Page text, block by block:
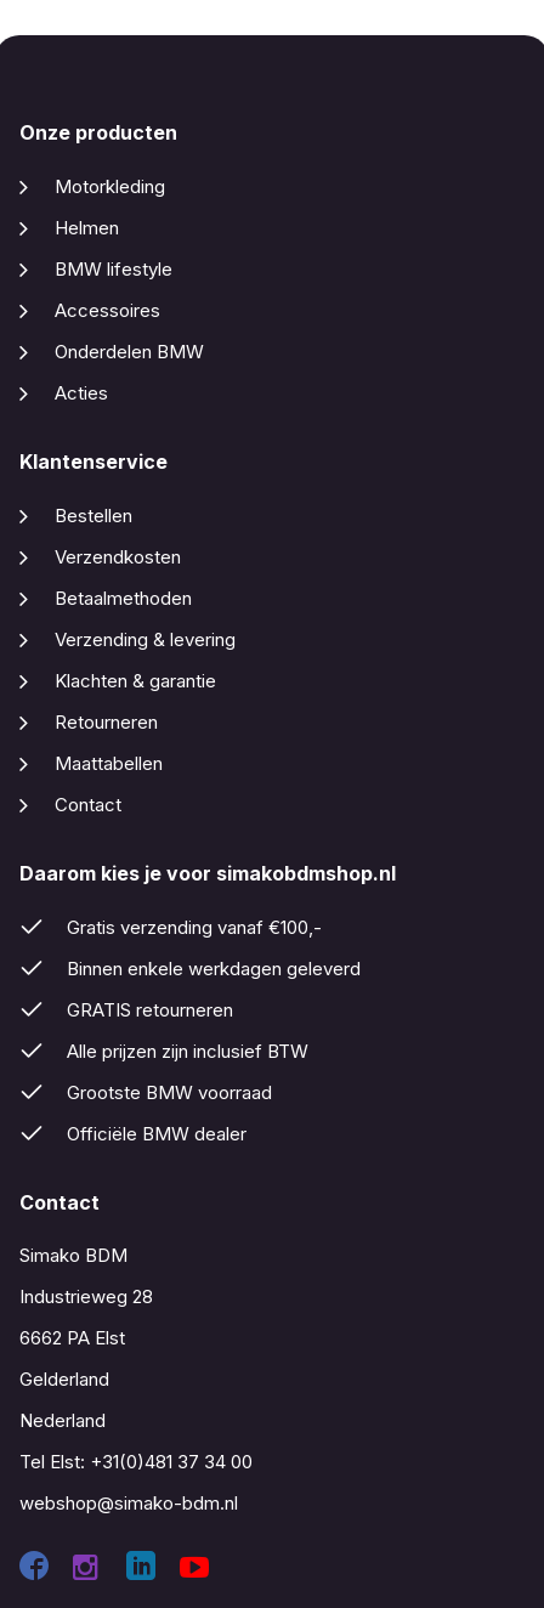
Onze producten
Motorkleding
Helmen
BMW lifestyle
Accessoires
Onderdelen BMW
Acties
Klantenservice
Bestellen
Verzendkosten
Betaalmethoden
Verzending & levering
Klachten & garantie
Retourneren
Maattabellen
Contact
Daarom kies je voor simakobdmshop.nl
Gratis verzending vanaf €100,-
Binnen enkele werkdagen geleverd
GRATIS retourneren
Alle prijzen zijn inclusief BTW
Grootste BMW voorraad
Officiële BMW dealer
Contact
Simako BDM
Industrieweg 28
6662 PA Elst
Gelderland
Nederland
Tel Elst: +31(0)481 37 34 00
webshop@simako-bdm.nl